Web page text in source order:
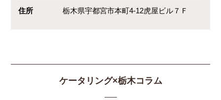
住所 栃木県宇都宮市本町4-12虎屋ビル７Ｆ
ケータリング×栃木コラム